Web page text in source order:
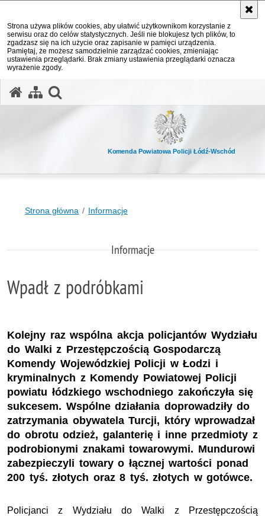
Strona używa plików cookies, aby ułatwić użytkownikom korzystanie z
serwisu oraz do celów statystycznych. Jeśli nie blokujesz tych plików, to
zgadzasz się na ich użycie oraz zapisanie w pamięci urządzenia.
Pamiętaj, że możesz samodzielnie zarządzać cookies, zmieniając
ustawienia przeglądarki. Brak zmiany ustawienia przeglądarki oznacza
wyrażenie zgody.
Komenda Powiatowa Policji Łódź-Wschód
Strona główna Informacje
Informacje
Wpadł z podróbkami
Kolejny raz wspólna akcja policjantów Wydziału
do Walki z Przestępczością Gospodarczą
Komendy Wojewódzkiej Policji w Łodzi i
kryminalnych z Komendy Powiatowej Policji
powiatu łódzkiego wschodniego zakończyła się
sukcesem. Wspólne działania doprowadziły do
zatrzymania obywatela Turcji, który wprowadzał
do obrotu odzież, galanterię i inne przedmioty z
podrobionymi znakami towarowymi. Mundurowi
zabezpieczyli towary o łącznej wartości ponad
200 tyś. złotych oraz 8 tyś. złotych w gotówce.
Policjanci z Wydziału do Walki z Przestępczością